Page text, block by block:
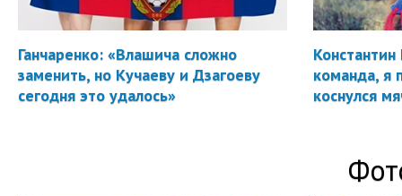
Ганчаренко: «Влашича сложно
заменить, но Кучаеву и Дзагоеву
сегодня это удалось»
Константин
команда, я
коснулся